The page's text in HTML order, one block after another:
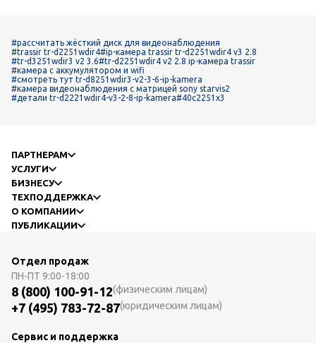
#рассчитать жёсткий диск для видеонаблюдения
#trassir tr-d2251wdir4#ip-камера trassir tr-d2251wdir4 v3 2.8
#tr-d3251wdir3 v2 3.6#tr-d2251wdir4 v2 2.8 ip-камера trassir
#камера с аккумулятором и wifi
#смотреть тут tr-d8251wdir3-v2-3-6-ip-kamera
#камера видеонаблюдения с матрицей sony starvis2
#детали tr-d2221wdir4-v3-2-8-ip-kamera#40c2251x3
ПАРТНЕРАМ
УСЛУГИ
БИЗНЕСУ
ТЕХПОДДЕРЖКА
О КОМПАНИИ
ПУБЛИКАЦИИ
Отдел продаж
ПН-ПТ 9:00-18:00
8 (800) 100-91-12(физическим лицам)
+7 (495) 783-72-87(юридическим лицам)
Сервис и поддержка